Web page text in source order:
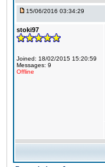
15/06/2016 03:34:29
stoki97
Joined: 18/02/2015 15:20:59
Messages: 9
Offline